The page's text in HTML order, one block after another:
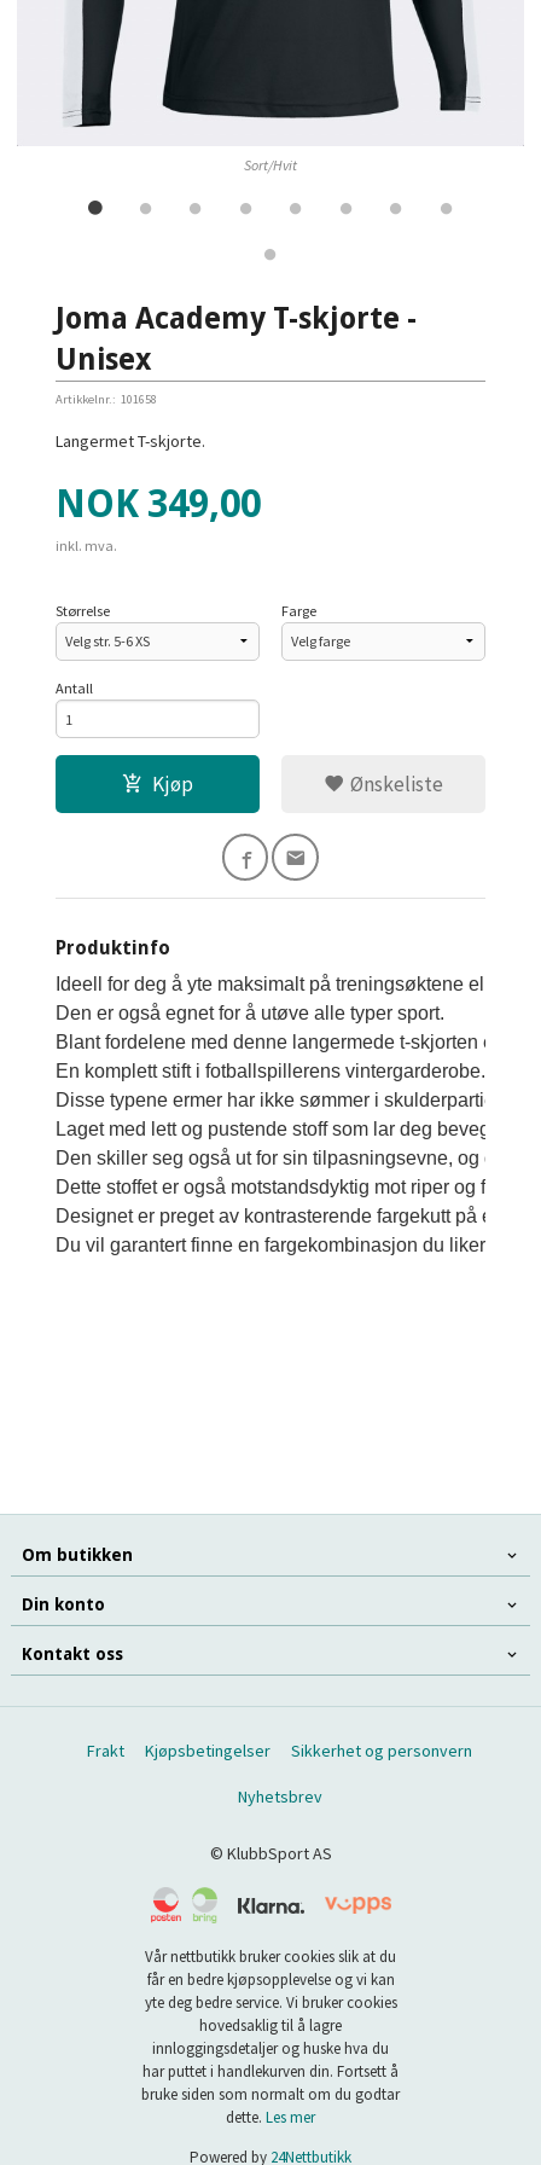
Sort/Hvit
Joma Academy T-skjorte -
Unisex
Artikkelnr.: 101658
Langermet T-skjorte.
Pris
NOK 349,00
inkl. mva.
Størrelse Farge
Antall
Kjøp Ønskeliste
Produktinfo
Ideell for deg å yte maksimalt på treningsøktene eller
Den er også egnet for å utøve alle typer sport.
Blant fordelene med denne langermede t-skjorten er
En komplett stift i fotballspillerens vintergarderobe.
Disse typene ermer har ikke sømmer i skulderpartiet,
Laget med lett og pustende stoff som lar deg bevege
Den skiller seg også ut for sin tilpasningsevne, og gir
Dette stoffet er også motstandsdyktig mot riper og fall.
Designet er preget av kontrasterende fargekutt på
Du vil garantert finne en fargekombinasjon du liker.
Om butikken
Din konto
Kontakt oss
Frakt Kjøpsbetingelser Sikkerhet og personvern
Nyhetsbrev
© KlubbSport AS
Vår nettbutikk bruker cookies slik at du
får en bedre kjøpsopplevelse og vi kan
yte deg bedre service. Vi bruker cookies
hovedsaklig til å lagre
innloggingsdetaljer og huske hva du
har puttet i handlekurven din. Fortsett å
bruke siden som normalt om du godtar
dette. Les mer
Powered by 24Nettbutikk